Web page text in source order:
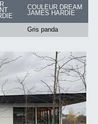
COULEUR DREAM
JAMES HARDIE
Gris panda